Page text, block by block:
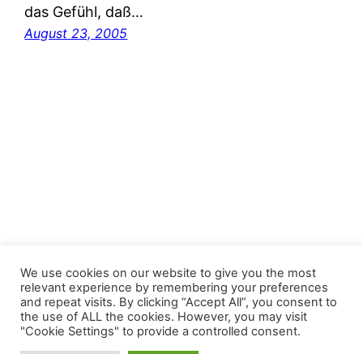
das Gefühl, daß…
August 23, 2005
Proudly powered byWordPress
We use cookies on our website to give you the most
relevant experience by remembering your preferences
and repeat visits. By clicking “Accept All”, you consent to
the use of ALL the cookies. However, you may visit
"Cookie Settings" to provide a controlled consent.